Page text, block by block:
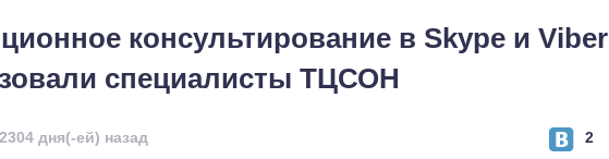
консультирование в Skype и Viber
специалисты ТЦСОН
2304 дня(-ей) назад 2